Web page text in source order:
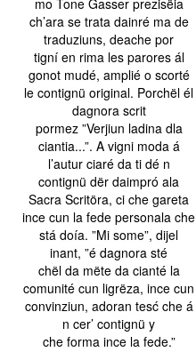
mo Tone Gasser prezisëia
ch’ara se trata dainré ma de
traduziuns, deache por
tigní en rima les parores ál
gonot mudé, amplié o scorté
le contignü original. Porchël él
dagnora scrit
pormez ”Verjiun ladina dla
ciantia...”. A vigni moda á
l’autur ciaré da ti dé n
contignü dër daimpró ala
Sacra Scritöra, ci che gareta
ince cun la fede personala che
stá doía. ”Mi some”, dijel
inant, ”é dagnora sté
chël da mëte da cianté la
comunité cun ligrëza, ince cun
convinziun, adoran tesć che á
n cer’ contignü y
che forma ince la fede.”